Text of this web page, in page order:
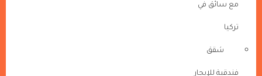
مع سائق في
تركيا
شقق
فندقية للإيجار